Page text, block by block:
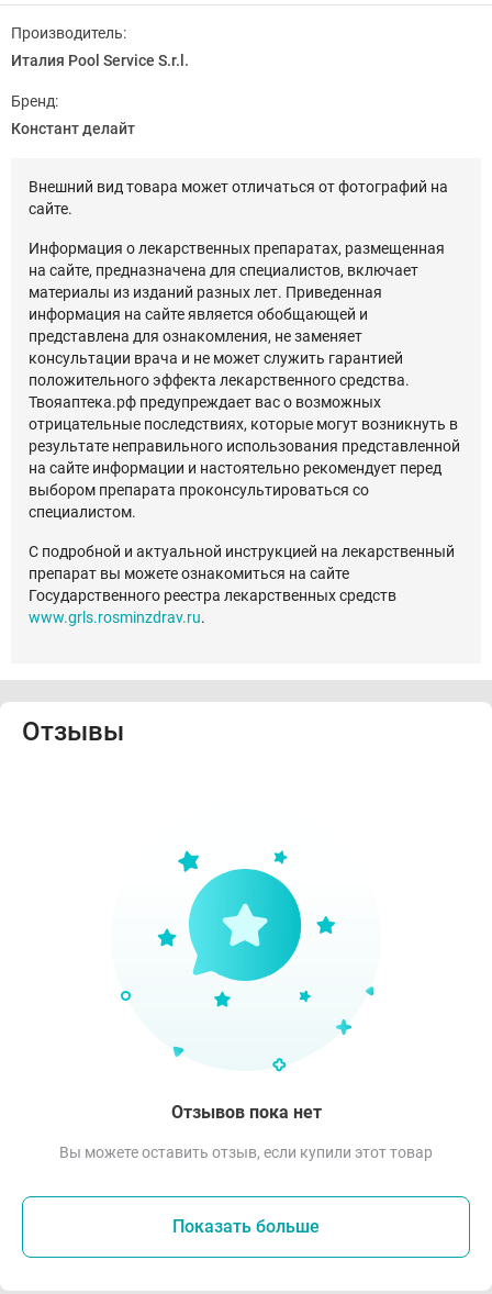
Производитель:
Италия Pool Service S.r.l.
Бренд:
Констант делайт
Внешний вид товара может отличаться от фотографий на
сайте.
Информация о лекарственных препаратах, размещенная
на сайте, предназначена для специалистов, включает
материалы из изданий разных лет. Приведенная
информация на сайте является обобщающей и
представлена для ознакомления, не заменяет
консультации врача и не может служить гарантией
положительного эффекта лекарственного средства.
Твояаптека.рф предупреждает вас о возможных
отрицательные последствиях, которые могут возникнуть в
результате неправильного использования представленной
на сайте информации и настоятельно рекомендует перед
выбором препарата проконсультироваться со
специалистом.
С подробной и актуальной инструкцией на лекарственный
препарат вы можете ознакомиться на сайте
Государственного реестра лекарственных средств
www.grls.rosminzdrav.ru.
Отзывы
Отзывов пока нет
Вы можете оставить отзыв, если купили этот товар
Показать больше